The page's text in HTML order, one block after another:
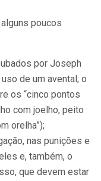
poucos
por Joseph
de um avental; o
os “cinco pontos
com joelho, peito
orelha”);
nas punições e
e, também, o
que devem estar